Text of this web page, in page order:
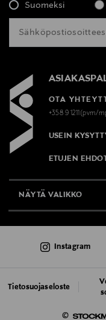
Suomeksi
OTA
+358 9 1211(pvm/
USEIN
ETUJEN
NÄYTÄ VALIKKO
AJANKOHTAISTA
©
Tietosuojaseloste
Instagram